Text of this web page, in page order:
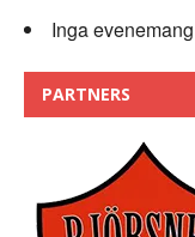
Inga evenemang
PARTNERS